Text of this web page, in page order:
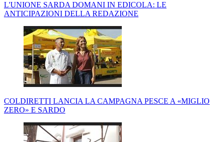
L'UNIONE SARDA DOMANI IN EDICOLA: LE
ANTICIPAZIONI DELLA REDAZIONE
COLDIRETTI LANCIA LA CAMPAGNA PESCE A «MIGLIO
ZERO» E SARDO